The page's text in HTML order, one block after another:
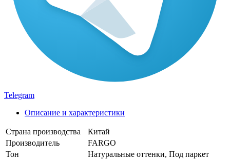
Telegram
Описание и характеристики
Страна производства
Китай
Производитель
FARGO
Тон
Натуральные оттенки, Под паркет